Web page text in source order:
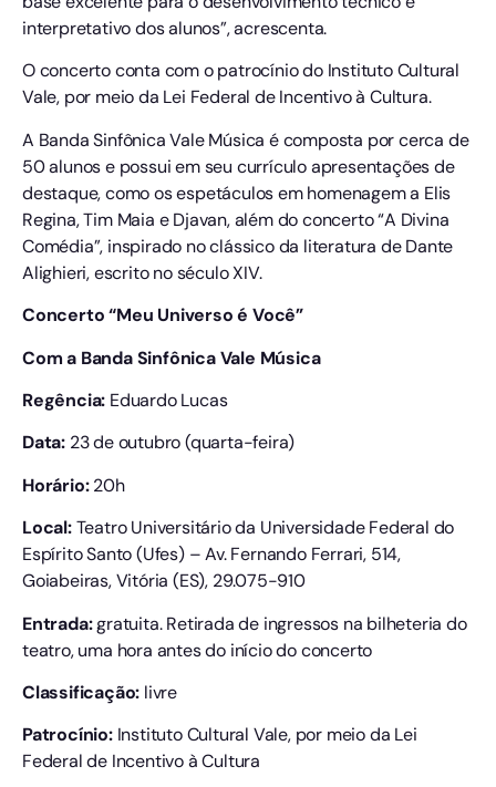
interpretativo dos alunos”, acrescenta.
O concerto conta com o patrocínio do Instituto Cultural
Vale, por meio da Lei Federal de Incentivo à Cultura.
A Banda Sinfônica Vale Música é composta por cerca de
50 alunos e possui em seu currículo apresentações de
destaque, como os espetáculos em homenagem a Elis
Regina, Tim Maia e Djavan, além do concerto “A Divina
Comédia”, inspirado no clássico da literatura de Dante
Alighieri, escrito no século XIV.
Concerto “Meu Universo é Você”
Com a Banda Sinfônica Vale Música
Regência: Eduardo Lucas
Data: 23 de outubro (quarta-feira)
Horário:20h
Local:Teatro Universitário da Universidade Federal do
Espírito Santo (Ufes) – Av. Fernando Ferrari, 514,
Goiabeiras, Vitória (ES), 29.075-910
Entrada:gratuita. Retirada de ingressos na bilheteria do
teatro, uma hora antes do início do concerto
Classificação: livre
Patrocínio: Instituto Cultural Vale, por meio da Lei
Federal de Incentivo à Cultura